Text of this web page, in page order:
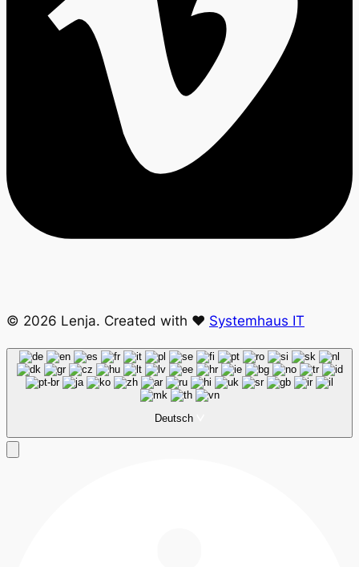
© 2026 Lenja. Created with ❤ Systemhaus IT
Deutsch